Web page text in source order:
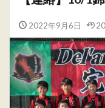
2022年9月6日